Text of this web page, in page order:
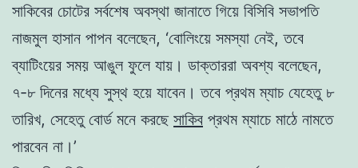
সাকিবের চোটের সর্বশেষ অবস্থা জানাতে গিয়ে বিসিবি সভাপতি
নাজমুল হাসান পাপন বলেছেন, ‘বোলিংয়ে সমস্যা নেই, তবে
ব্যাটিংয়ের সময় আঙুল ফুলে যায়। ডাক্তাররা অবশ্য বলেছেন,
৭-৮ দিনের মধ্যে সুস্থ হয়ে যাবেন। তবে প্রথম ম্যাচ যেহেতু ৮
তারিখ, সেহেতু বোর্ড মনে করছে সাকিব প্রথম ম্যাচে মাঠে নামতে
পারবেন না।’